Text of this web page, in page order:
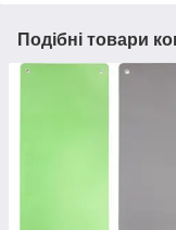
Подібні товари